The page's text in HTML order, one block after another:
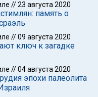
//23 августа 2020
память о
//09 августа 2020
ключ к загадке
//04 августа 2020
эпохи палеолита